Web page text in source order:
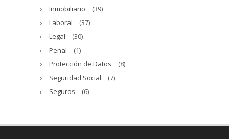
Inmobiliario
(39)
Laboral
(37)
Legal
(30)
Penal
(1)
Protección de Datos
(8)
Seguridad Social
(7)
Seguros
(6)